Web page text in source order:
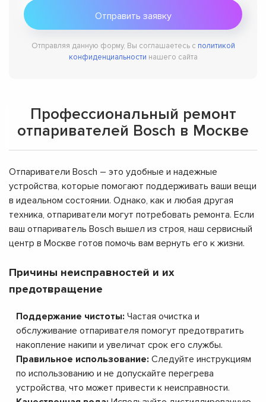
Отправляя данную форму, Вы соглашаетесь с политикой
конфиденциальности нашего сайта
Профессиональный ремонт
отпаривателей Bosch в Москве
Отпариватели Bosch – это удобные и надежные
устройства, которые помогают поддерживать ваши вещи
в идеальном состоянии. Однако, как и любая другая
техника, отпариватели могут потребовать ремонта. Если
ваш отпариватель Bosch вышел из строя, наш сервисный
центр в Москве готов помочь вам вернуть его к жизни.
Причины неисправностей и их
предотвращение
Поддержание чистоты: Частая очистка и
обслуживание отпаривателя помогут предотвратить
накопление накипи и увеличат срок его службы.
Правильное использование: Следуйте инструкциям
по использованию и не допускайте перегрева
устройства, что может привести к неисправности.